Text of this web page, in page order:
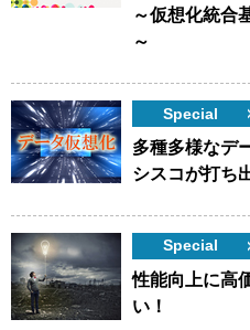
～仮想化統合
～
Special
多種多様なデ
シスコが打ち
Special
性能向上に高
い！